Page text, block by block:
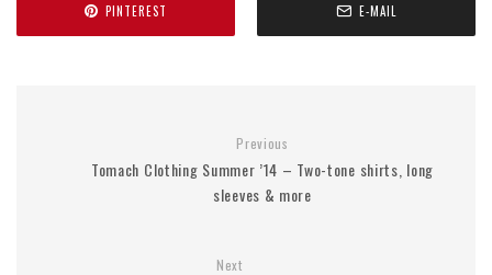
PINTEREST E-MAIL
Previous
Tomach Clothing Summer ’14 – Two-tone shirts, long
sleeves & more
Next